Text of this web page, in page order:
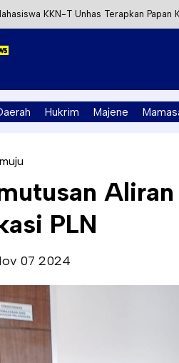
KKN-T Unhas Terapkan
DPO Pengeroyokan SPBU Tapalang
Kapolresta Absen, APPK Mamuju
Hukrim Majene
PLN
07 2024